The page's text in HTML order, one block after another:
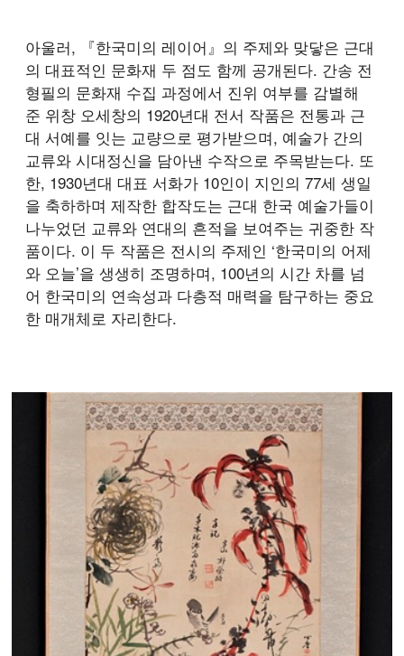
아울러, 『한국미의 레이어』의 주제와 맞닿은 근대
의 대표적인 문화재 두 점도 함께 공개된다. 간송 전
형필의 문화재 수집 과정에서 진위 여부를 감별해
준 위창 오세창의 1920년대 전서 작품은 전통과 근
대 서예를 잇는 교량으로 평가받으며, 예술가 간의
교류와 시대정신을 담아낸 수작으로 주목받는다. 또
한, 1930년대 대표 서화가 10인이 지인의 77세 생일
을 축하하며 제작한 합작도는 근대 한국 예술가들이
나누었던 교류와 연대의 흔적을 보여주는 귀중한 작
품이다. 이 두 작품은 전시의 주제인 ‘한국미의 어제
와 오늘’을 생생히 조명하며, 100년의 시간 차를 넘
어 한국미의 연속성과 다층적 매력을 탐구하는 중요
한 매개체로 자리한다.